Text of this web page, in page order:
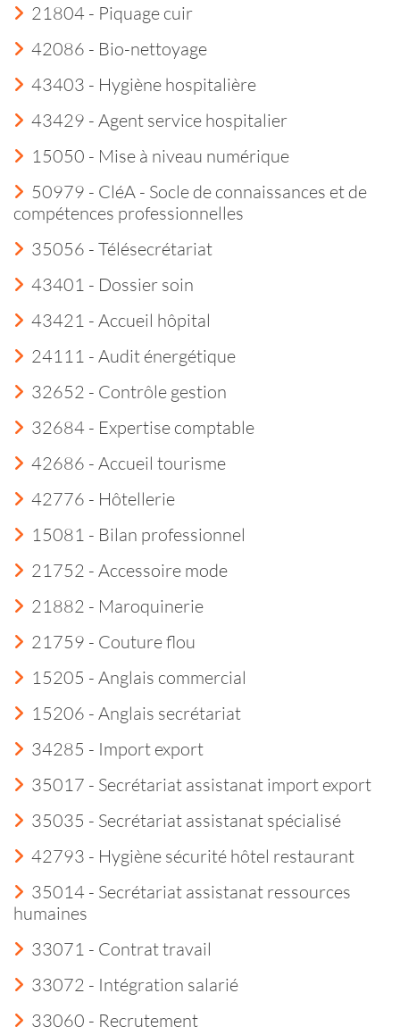
21804 - Piquage cuir
42086 - Bio-nettoyage
43403 - Hygiène hospitalière
43429 - Agent service hospitalier
15050 - Mise à niveau numérique
50979 - CléA - Socle de connaissances et de
compétences professionnelles
35056 - Télésecrétariat
43401 - Dossier soin
43421 - Accueil hôpital
24111 - Audit énergétique
32652 - Contrôle gestion
32684 - Expertise comptable
42686 - Accueil tourisme
42776 - Hôtellerie
15081 - Bilan professionnel
21752 - Accessoire mode
21882 - Maroquinerie
21759 - Couture flou
15205 - Anglais commercial
15206 - Anglais secrétariat
34285 - Import export
35017 - Secrétariat assistanat import export
35035 - Secrétariat assistanat spécialisé
42793 - Hygiène sécurité hôtel restaurant
35014 - Secrétariat assistanat ressources
humaines
33071 - Contrat travail
33072 - Intégration salarié
33060 - Recrutement